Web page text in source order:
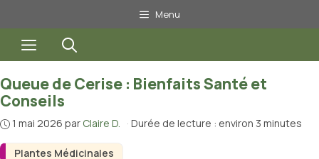
au
contenu
Menu
Menu
Plantes Médicinales
Queue de Cerise : Bienfaits Santé et
Conseils
1 mai 2026 par Claire D. · Durée de lecture : environ 3 minutes